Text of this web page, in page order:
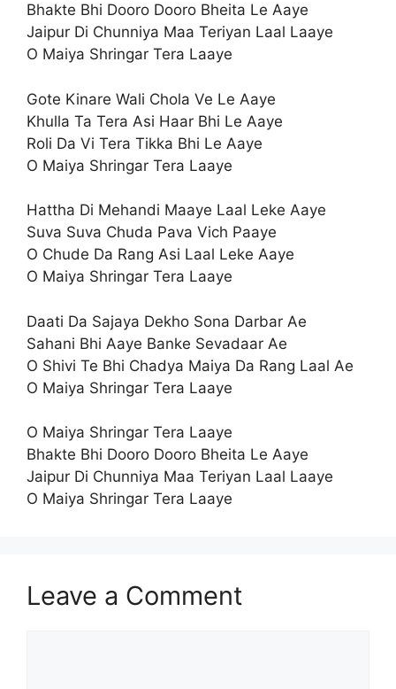
Bhakte Bhi Dooro Dooro Bheita Le Aaye
Jaipur Di Chunniya Maa Teriyan Laal Laaye
O Maiya Shringar Tera Laaye
Gote Kinare Wali Chola Ve Le Aaye
Khulla Ta Tera Asi Haar Bhi Le Aaye
Roli Da Vi Tera Tikka Bhi Le Aaye
O Maiya Shringar Tera Laaye
Hattha Di Mehandi Maaye Laal Leke Aaye
Suva Suva Chuda Pava Vich Paaye
O Chude Da Rang Asi Laal Leke Aaye
O Maiya Shringar Tera Laaye
Daati Da Sajaya Dekho Sona Darbar Ae
Sahani Bhi Aaye Banke Sevadaar Ae
O Shivi Te Bhi Chadya Maiya Da Rang Laal Ae
O Maiya Shringar Tera Laaye
O Maiya Shringar Tera Laaye
Bhakte Bhi Dooro Dooro Bheita Le Aaye
Jaipur Di Chunniya Maa Teriyan Laal Laaye
O Maiya Shringar Tera Laaye
Leave a Comment